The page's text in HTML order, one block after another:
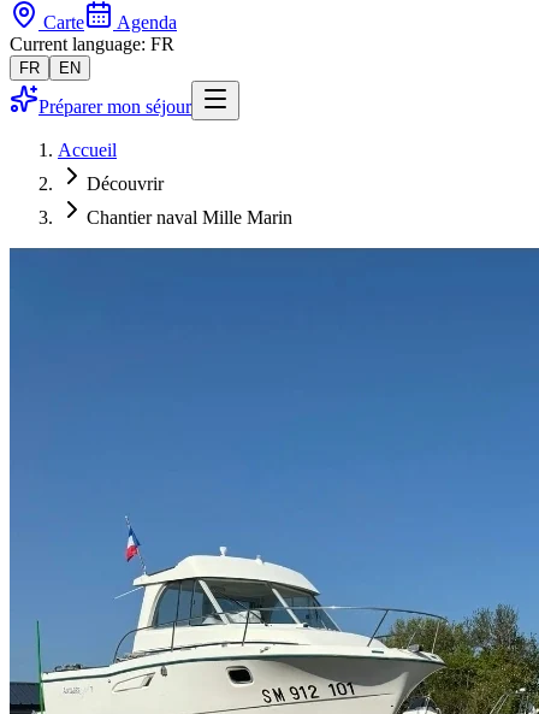
Carte
Agenda
Current language: FR
FR EN
Préparer mon séjour
Accueil
Découvrir
Chantier naval Mille Marin